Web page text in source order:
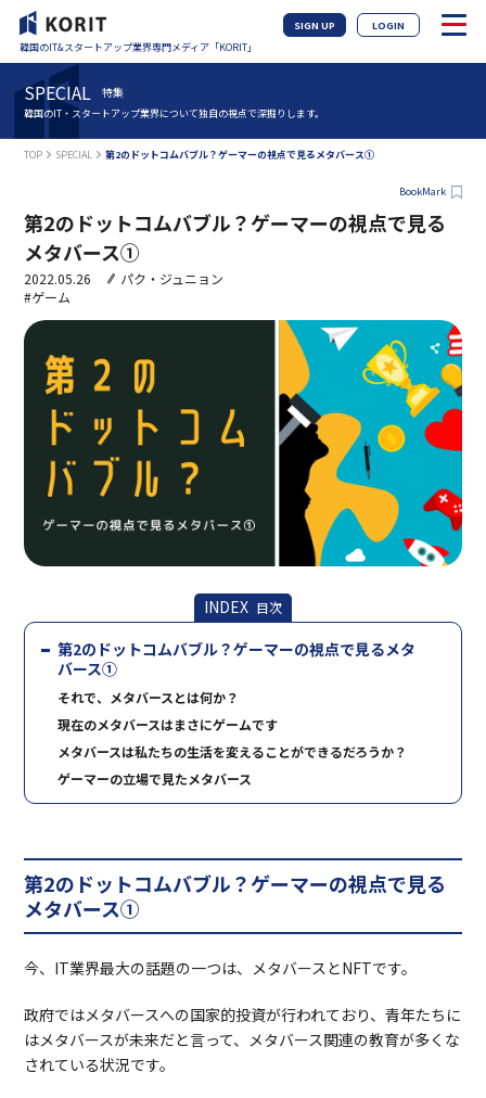
韓国のIT&スタートアップ業界専門メディア「KORIT」
SIGN UP LOGIN
SPECIAL 特集
韓国のIT・スタートアップ業界について独自の視点で深掘りします。
TOP SPECIAL 第2のドットコムバブル？ゲーマーの視点で見るメタバース①
BookMark
第2のドットコムバブル？ゲーマーの視点で見る
メタバース①
2022.05.26
パク・ジュニョン
#ゲーム
INDEX 目次
第2のドットコムバブル？ゲーマーの視点で見るメタ
バース①
それで、メタバースとは何か？
現在のメタバースはまさにゲームです
メタバースは私たちの生活を変えることができるだろうか？
ゲーマーの立場で見たメタバース
第2のドットコムバブル？ゲーマーの視点で見る
メタバース①
今、IT業界最大の話題の一つは、メタバースとNFTです。
政府ではメタバースへの国家的投資が行われており、青年たちに
はメタバースが未来だと言って、メタバース関連の教育が多くな
されている状況です。